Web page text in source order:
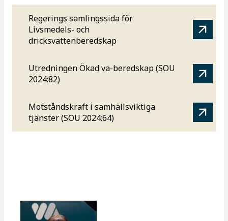
Regerings samlingssida för
Livsmedels- och
dricksvattenberedskap
Utredningen Ökad va-beredskap (SOU
2024:82)
Motståndskraft i samhällsviktiga
tjänster (SOU 2024:64)